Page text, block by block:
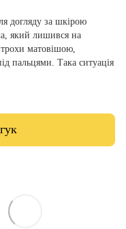
догляду за шкірою
який лишився на
матовішою,
пальцями. Така ситуація